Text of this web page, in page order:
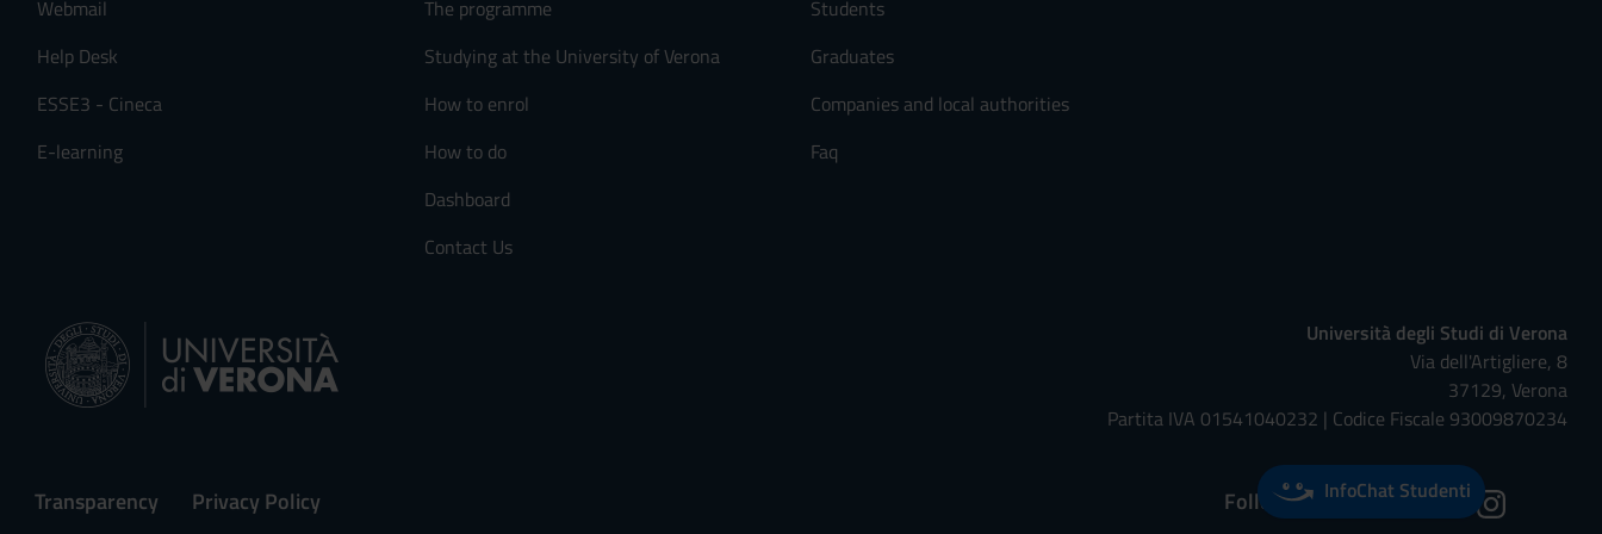
Webmail
Help Desk
ESSE3 - Cineca
E-learning
The programme
Studying at the University of Verona
How to enrol
How to do
Dashboard
Contact Us
Students
Graduates
Companies and local authorities
Faq
Università degli Studi di Verona
Via dell'Artigliere, 8
37129, Verona
Partita IVA 01541040232 | Codice Fiscale 93009870234
Transparency Privacy Policy Follow us on:InfoChat Studenti